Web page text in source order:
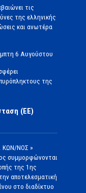
τις
της ελληνικής
και ανωτέρα
6 Αυγούστου
της
(ΕΕ)
ΚΩΝ/ΝΟΣ »
συμμορφώνονται
της 1ης
αποτελεσματική
στο διαδίκτυο